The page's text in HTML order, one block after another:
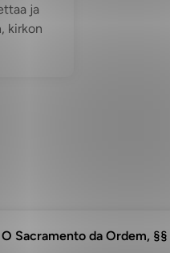
ja
kirkon
Sacramento da Ordem, §§